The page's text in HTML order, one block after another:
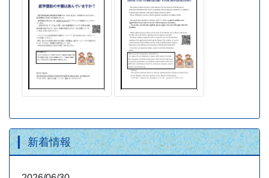
新着情報